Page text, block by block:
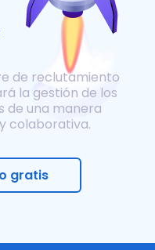
de reclutamiento
la gestión de los
de una manera
colaborativa.
gratis